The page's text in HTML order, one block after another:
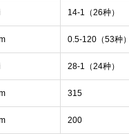
14-1（26种）
0.5-120（53种）
28-1（24种）
315
200